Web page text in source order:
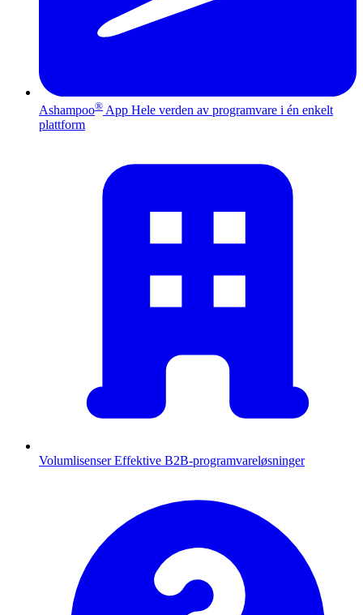
Ashampoo® App Hele verden av programvare i én enkelt
plattform
Volumlisenser Effektive B2B-programvareløsninger